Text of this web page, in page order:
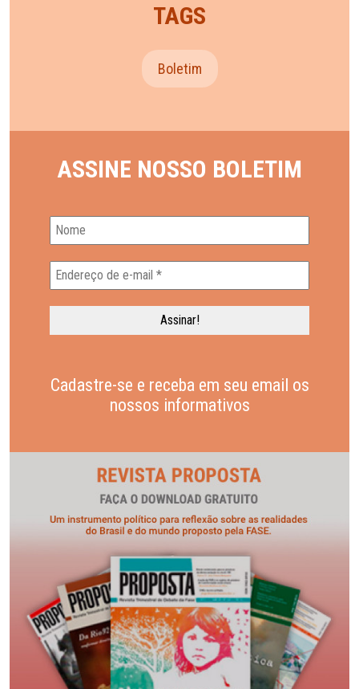
TAGS
Boletim
ASSINE NOSSO BOLETIM
Cadastre-se e receba em seu email os
nossos informativos